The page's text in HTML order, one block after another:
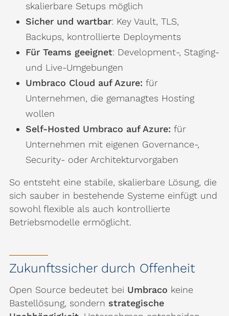
skalierbare Setups möglich
Sicher und wartbar: Key Vault, TLS,
Backups, kontrollierte Deployments
Für Teams geeignet: Development-, Staging-
und Live-Umgebungen
Umbraco Cloud auf Azure: für
Unternehmen, die gemanagtes Hosting
wollen
Self-Hosted Umbraco auf Azure: für
Unternehmen mit eigenen Governance-,
Security- oder Architekturvorgaben
So entsteht eine stabile, skalierbare Lösung, die
sich sauber in bestehende Systeme einfügt und
sowohl flexible als auch kontrollierte
Betriebsmodelle ermöglicht.
Zukunftssicher durch Offenheit
Open Source bedeutet bei Umbraco keine
Bastellösung, sondern strategische